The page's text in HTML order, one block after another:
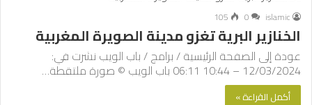
islamic
0
105
الخنازير البرية تغزو مدينة الصويرة المغربية
عودة إلى الصفحة الرئيسية / برامج / باب الويب نشرت في:
12/03/2024 – 10:44 06:11 باب الويب © صورة ملتقطة…
أكمل القراءة »